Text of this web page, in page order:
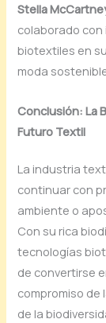
Stella
colaborado con
biotextiles en
moda
Conclusión: La
Futuro Textil
La industria
continuar con
ambiente o
Con su rica
tecnologías
de convertirse
compromiso de
de la